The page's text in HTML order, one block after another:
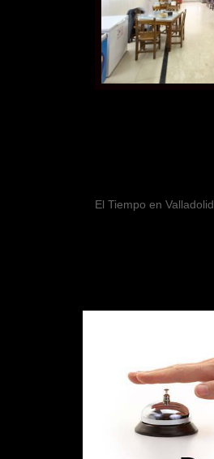
El Tiempo en Valladolid